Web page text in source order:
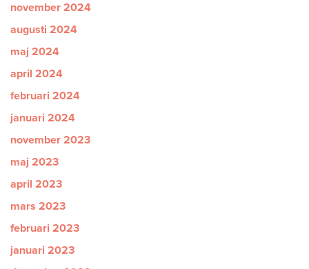
november 2024
augusti 2024
maj 2024
april 2024
februari 2024
januari 2024
november 2023
maj 2023
april 2023
mars 2023
februari 2023
januari 2023